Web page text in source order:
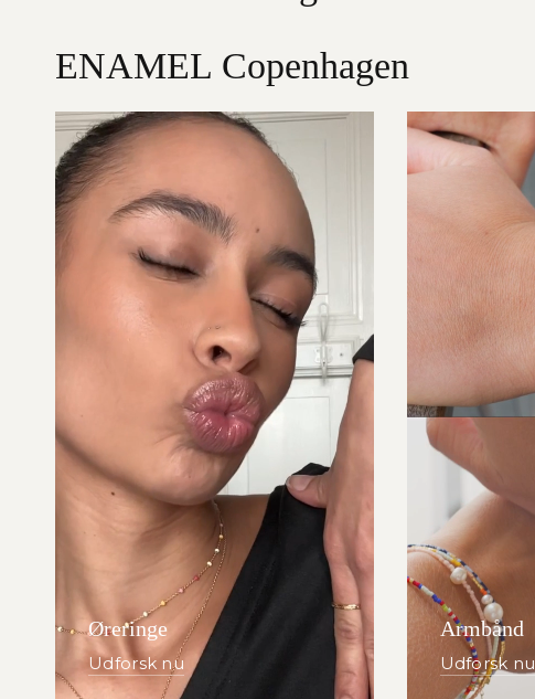
ENAMEL Copenhagen
Øreringe
Udforsk nu
Armbånd
Udforsk nu